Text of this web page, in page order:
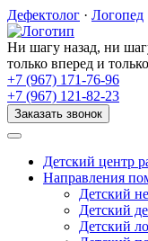
Skip
to
content
Дефектолог · Логопед
Ни шагу назад, ни
только вперед и
+7 (967) 171-76-96
+7 (967) 121-82-23
Заказать звонок
Детский центр
Направления
Детский
Детский
Детский